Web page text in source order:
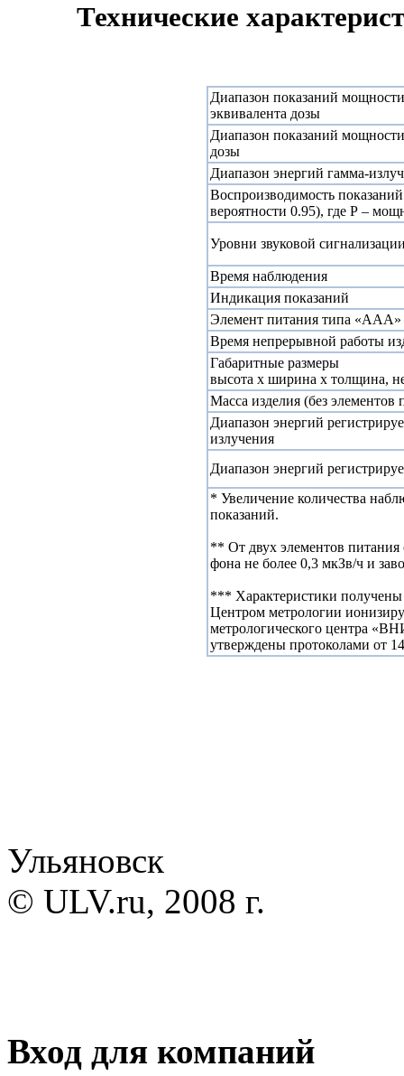
Технические
Диапазон показаний
эквивалента дозы
Диапазон показаний
дозы
Диапазон энергий гамма-
Воспроизводимость
вероятности 0.95), где Р –
Уровни звуковой
Время наблюдения
Индикация показаний
Элемент питания типа «ААА»
Время непрерывной работы
Габаритные размеры
высота х ширина х толщина,
Масса изделия (без элементов
Диапазон энергий
излучения
Диапазон энергий
* Увеличение количества
показаний.
** От двух элементов питания
фона не более 0,3 мкЗв/ч и
*** Характеристики получены
Центром метрологии
метрологического центра
утверждены протоколами от
Ульяновск
© ULV.ru, 2008 г.
Вход для компаний